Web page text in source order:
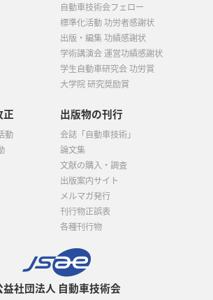
益社団法人 自動車技術会
自動車技術会フェロー
標準化活動 功労者感謝状
出版・編集 功績感謝状
学術講演会 運営功績感謝状
学生自動車研究会 功労賞
大学院 研究奨励賞
正
動
出版物の刊行
会誌「自動車技術」
論文集
文献の購入・調査
出版案内サイト
メルマガ発行
刊行物正誤表
各種刊行物